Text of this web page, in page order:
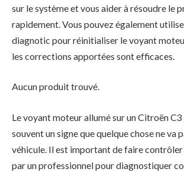
sur le système et vous aider à résoudre le
rapidement. Vous pouvez également
diagnotic pour réinitialiser le voyant
les corrections apportées sont efficaces.
Aucun produit trouvé.
Le voyant moteur allumé sur un Citroën
souvent un signe que quelque chose ne va
véhicule. Il est important de faire
par un professionnel pour diagnostiquer